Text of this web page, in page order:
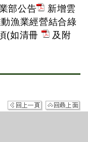
部公告
新增雲
漁業經營結合綠
(如清冊
及附